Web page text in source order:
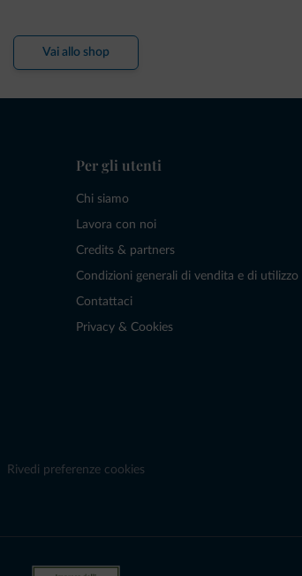
Vai allo shop
Per gli utenti
Chi siamo
Lavora con noi
Credits & partners
Condizioni generali di vendita e di utilizzo
Contattaci
Privacy & Cookies
Rivedi preferenze cookies